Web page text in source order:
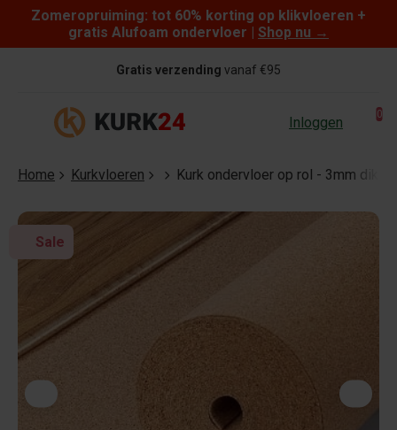
Skip to content
Zomeropruiming: tot 60% korting op klikvloeren +
gratis Alufoam ondervloer | Shop nu →
Gratis verzending vanaf €95
Inloggen 0
Home Kurkvloeren Kurk ondervloer op rol - 3mm dik -
Sale